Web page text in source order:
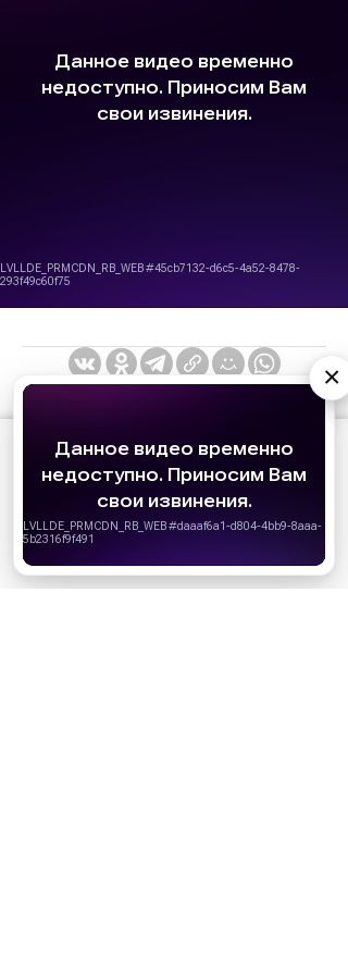
АО «Издательство СЕМЬ ДНЕЙ»использует
для персонализации сервисов и
удобства пользователей. Вы можете
запретить сохранение cookie в настройках
своего браузера.
×